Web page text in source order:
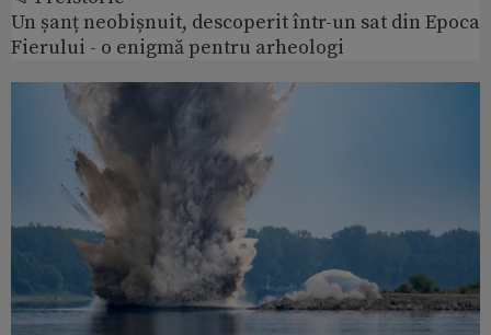
Un șanț neobișnuit, descoperit într-un sat din Epoca
Fierului - o enigmă pentru arheologi